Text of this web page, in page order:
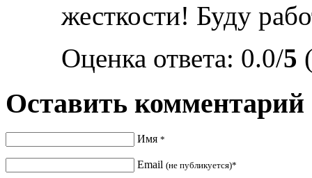
жесткости! Буду
Оценка ответа: 0.0/5
Оставить комментарий
Имя *
Email (не публикуется)*